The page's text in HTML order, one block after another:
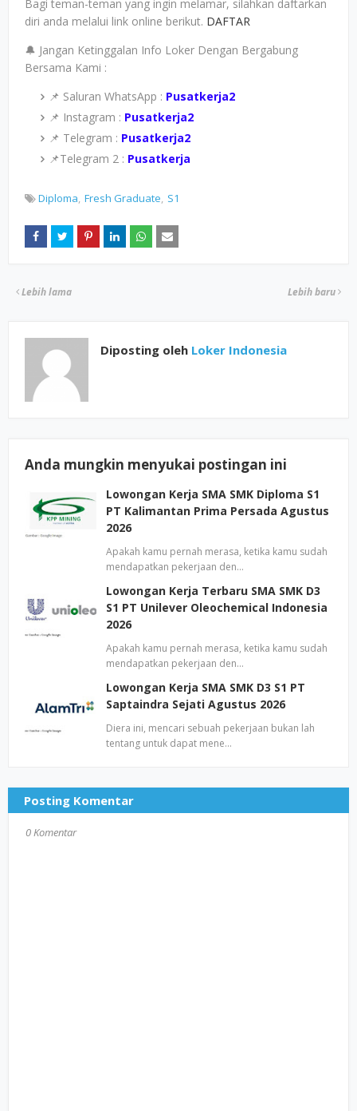
Bagi teman-teman yang ingin melamar, silahkan daftarkan
diri anda melalui link online berikut. DAFTAR
🔔 Jangan Ketinggalan Info Loker Dengan Bergabung
Bersama Kami :
📌 Saluran WhatsApp : Pusatkerja2
📌 Instagram : Pusatkerja2
📌 Telegram : Pusatkerja2
📌Telegram 2 : Pusatkerja
Diploma Fresh Graduate S1
Lebih baru
Lebih lama
Diposting oleh Loker Indonesia
Anda mungkin menyukai postingan ini
Lowongan Kerja SMA SMK Diploma S1
PT Kalimantan Prima Persada Agustus
2026
Apakah kamu pernah merasa, ketika kamu sudah
mendapatkan pekerjaan den…
Lowongan Kerja Terbaru SMA SMK D3
S1 PT Unilever Oleochemical Indonesia
2026
Apakah kamu pernah merasa, ketika kamu sudah
mendapatkan pekerjaan den…
Lowongan Kerja SMA SMK D3 S1 PT
Saptaindra Sejati Agustus 2026
Diera ini, mencari sebuah pekerjaan bukan lah
tentang untuk dapat mene…
Posting Komentar
0 Komentar